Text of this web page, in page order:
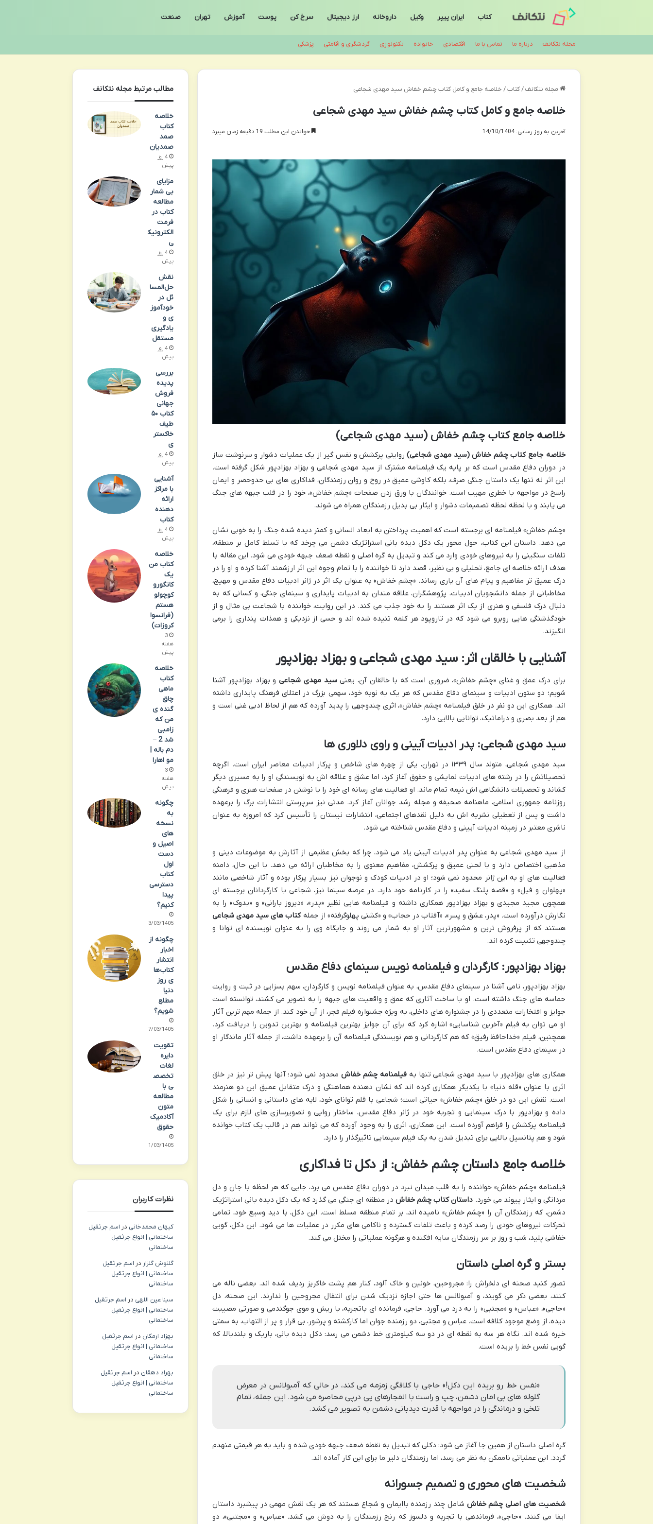
کتاب ایران پیپر وکیل داروخانه ارز دیجیتال سرخ کن پوست آموزش تهران صنعت
مجله نتکانف درباره ما تماس با ما اقتصادی خانواده تکنولوژی گردشگری و اقامتی پزشکی
مجله نتکانف / کتاب / خلاصه جامع و کامل کتاب چشم خفاش سید مهدی شجاعی
خلاصه جامع و کامل کتاب چشم خفاش سید مهدی شجاعی
آخرین به روز رسانی: 14/10/1404 خواندن این مطلب 19 دقیقه زمان میبرد
خلاصه جامع کتاب چشم خفاش (سید مهدی شجاعی)
خلاصه جامع کتاب چشم خفاش (سید مهدی شجاعی)روایتی پرکشش و نفس گیر از یک عملیات دشوار و سرنوشت ساز
در دوران دفاع مقدس است که بر پایه یک فیلمنامه مشترک از سید مهدی شجاعی و بهزاد بهزادپور شکل گرفته است.
این اثر نه تنها یک داستان جنگی صرف، بلکه کاوشی عمیق در روح و روان رزمندگان، فداکاری های بی حدوحصر و ایمان
راسخ در مواجهه با خطری مهیب است. خوانندگان با ورق زدن صفحات «چشم خفاش»، خود را در قلب جبهه های جنگ
می یابند و با لحظه لحظه تصمیمات دشوار و ایثار بی بدیل رزمندگان همراه می شوند.
«چشم خفاش» فیلمنامه ای برجسته است که اهمیت پرداختن به ابعاد انسانی و کمتر دیده شده جنگ را به خوبی نشان
می دهد. داستان این کتاب، حول محور یک دکل دیده بانی استراتژیک دشمن می چرخد که با تسلط کامل بر منطقه،
تلفات سنگینی را به نیروهای خودی وارد می کند و تبدیل به گره اصلی و نقطه ضعف جبهه خودی می شود. این مقاله با
هدف ارائه خلاصه ای جامع، تحلیلی و بی نظیر، قصد دارد تا خواننده را با تمام وجوه این اثر ارزشمند آشنا کرده و او را در
درک عمیق تر مفاهیم و پیام های آن یاری رساند. «چشم خفاش» به عنوان یک اثر در ژانر ادبیات دفاع مقدس و مهیج،
مخاطبانی از جمله دانشجویان ادبیات، پژوهشگران، علاقه مندان به ادبیات پایداری و سینمای جنگی، و کسانی که به
دنبال درک فلسفی و هنری از یک اثر هستند را به خود جذب می کند. در این روایت، خواننده با شجاعت بی مثال و از
خودگذشتگی هایی روبرو می شود که در تاروپود هر کلمه تنیده شده اند و حسی از نزدیکی و همذات پنداری را برمی
انگیزند.
آشنایی با خالقان اثر: سید مهدی شجاعی و بهزاد بهزادپور
برای درک عمق و غنای «چشم خفاش»، ضروری است که با خالقان آن، یعنیسید مهدی شجاعیو بهزاد بهزادپور آشنا
شویم؛ دو ستون ادبیات و سینمای دفاع مقدس که هر یک به نوبه خود، سهمی بزرگ در اعتلای فرهنگ پایداری داشته
اند. همکاری این دو نفر در خلق فیلمنامه «چشم خفاش»، اثری چندوجهی را پدید آورده که هم از لحاظ ادبی غنی است و
هم از بعد بصری و دراماتیک، توانایی بالایی دارد.
سید مهدی شجاعی: پدر ادبیات آیینی و راوی دلاوری ها
سید مهدی شجاعی، متولد سال ۱۳۳۹ در تهران، یکی از چهره های شاخص و پرکار ادبیات معاصر ایران است. اگرچه
تحصیلاتش را در رشته های ادبیات نمایشی و حقوق آغاز کرد، اما عشق و علاقه اش به نویسندگی او را به مسیری دیگر
کشاند و تحصیلات دانشگاهی اش نیمه تمام ماند. او فعالیت های رسانه ای خود را با نوشتن در صفحات هنری و فرهنگی
روزنامه جمهوری اسلامی، ماهنامه صحیفه و مجله رشد جوانان آغاز کرد. مدتی نیز سرپرستی انتشارات برگ را برعهده
داشت و پس از تعطیلی نشریه اش به دلیل نقدهای اجتماعی، انتشارات نیستان را تأسیس کرد که امروزه به عنوان
ناشری معتبر در زمینه ادبیات آیینی و دفاع مقدس شناخته می شود.
از سید مهدی شجاعی به عنوان پدر ادبیات آیینی یاد می شود، چرا که بخش عظیمی از آثارش به موضوعات دینی و
مذهبی اختصاص دارد و با لحنی عمیق و پرکشش، مفاهیم معنوی را به مخاطبان ارائه می دهد. با این حال، دامنه
فعالیت های او به این ژانر محدود نمی شود؛ او در ادبیات کودک و نوجوان نیز بسیار پرکار بوده و آثار شاخصی مانند
«پهلوان و فیل» و «قصه پلنگ سفید» را در کارنامه خود دارد. در عرصه سینما نیز، شجاعی با کارگردانان برجسته ای
همچون مجید مجیدی و بهزاد بهزادپور همکاری داشته و فیلمنامه هایی نظیر «پدر»، «دیروز بارانی» و «بدوک» را به
نگارش درآورده است. «پدر، عشق و پسر»، «آفتاب در حجاب» و «کشتی پهلوگرفته» از جملهکتاب های سید مهدی شجاعی
هستند که از پرفروش ترین و مشهورترین آثار او به شمار می روند و جایگاه وی را به عنوان نویسنده ای توانا و
چندوجهی تثبیت کرده اند.
بهزاد بهزادپور: کارگردان و فیلمنامه نویس سینمای دفاع مقدس
بهزاد بهزادپور، نامی آشنا در سینمای دفاع مقدس، به عنوان فیلمنامه نویس و کارگردان، سهم بسزایی در ثبت و روایت
حماسه های جنگ داشته است. او با ساخت آثاری که عمق و واقعیت های جبهه را به تصویر می کشند، توانسته است
جوایز و افتخارات متعددی را در جشنواره های داخلی، به ویژه جشنواره فیلم فجر، از آن خود کند. از جمله مهم ترین آثار
او می توان به فیلم «آخرین شناسایی» اشاره کرد که برای آن جوایز بهترین فیلمنامه و بهترین تدوین را دریافت کرد.
همچنین، فیلم «خداحافظ رفیق» که هم کارگردانی و هم نویسندگی فیلمنامه آن را برعهده داشت، از جمله آثار ماندگار او
در سینمای دفاع مقدس است.
همکاری های بهزادپور با سید مهدی شجاعی تنها بهفیلمنامه چشم خفاشمحدود نمی شود؛ آنها پیش تر نیز در خلق
اثری با عنوان «قله دنیا» با یکدیگر همکاری کرده اند که نشان دهنده هماهنگی و درک متقابل عمیق این دو هنرمند
است. نقش این دو در خلق «چشم خفاش» حیاتی است؛ شجاعی با قلم توانای خود، لایه های داستانی و انسانی را شکل
داده و بهزادپور با درک سینمایی و تجربه خود در ژانر دفاع مقدس، ساختار روایی و تصویرسازی های لازم برای یک
فیلمنامه پرکشش را فراهم آورده است. این همکاری، اثری را به وجود آورده که می تواند هم در قالب یک کتاب خوانده
شود و هم پتانسیل بالایی برای تبدیل شدن به یک فیلم سینمایی تاثیرگذار را دارد.
خلاصه جامع داستان چشم خفاش: از دکل تا فداکاری
فیلمنامه «چشم خفاش» خواننده را به قلب میدان نبرد در دوران دفاع مقدس می برد، جایی که هر لحظه با جان و دل
مردانگی و ایثار پیوند می خورد. داستان کتاب چشم خفاشدر منطقه ای جنگی می گذرد که یک دکل دیده بانی استراتژیک
دشمن، که رزمندگان آن را «چشم خفاش» نامیده اند، بر تمام منطقه مسلط است. این دکل، با دید وسیع خود، تمامی
تحرکات نیروهای خودی را رصد کرده و باعث تلفات گسترده و ناکامی های مکرر در عملیات ها می شود. این دکل، گویی
خفاشی پلید، شب و روز بر سر رزمندگان سایه افکنده و هرگونه عملیاتی را مختل می کند.
بستر و گره اصلی داستان
تصور کنید صحنه ای دلخراش را: مجروحین، خونین و خاک آلود، کنار هم پشت خاکریز ردیف شده اند. بعضی ناله می
کنند، بعضی ذکر می گویند، و آمبولانس ها حتی اجازه نزدیک شدن برای انتقال مجروحین را ندارند. این صحنه، دل
«حاجی»، «عباس» و «مجتبی» را به درد می آورد. حاجی، فرمانده ای باتجربه، با ریش و موی جوگندمی و صورتی مصیبت
دیده، از وضع موجود کلافه است. عباس و مجتبی، دو رزمنده جوان اما کارکشته و پرشور، بی قرار و پر از التهاب، به سمتی
خیره شده اند. نگاه هر سه به نقطه ای در دو سه کیلومتری خط دشمن می رسد: دکل دیده بانی، باریک و بلندبالا، که
گویی نفس خط را بریده است.
«نفس خط رو بریده این دکل!» حاجی با کلافگی زمزمه می کند، در حالی که آمبولانس در معرض
گلوله های بی امان دشمن، چپ و راست با انفجارهای پی درپی محاصره می شود. این جمله، تمام
تلخی و درماندگی را در مواجهه با قدرت دیدبانی دشمن به تصویر می کشد.
گره اصلی داستان از همین جا آغاز می شود: دکلی که تبدیل به نقطه ضعف جبهه خودی شده و باید به هر قیمتی منهدم
گردد. این عملیاتی ناممکن به نظر می رسد، اما رزمندگان دلیر ما برای این کار آماده اند.
شخصیت های محوری و تصمیم جسورانه
شخصیت های اصلی چشم خفاش شامل چند رزمنده باایمان و شجاع هستند که هر یک نقش مهمی در پیشبرد داستان
ایفا می کنند. «حاجی»، فرماندهی با تجربه و دلسوز که رنج رزمندگان را به دوش می کشد. «عباس» و «مجتبی»، دو
مطالب مرتبط مجله نتکانف
خلاصه
کتاب
صمد
صمدیان
4 روز
پیش
مزایای
بی شمار
مطالعه
کتاب در
فرمت
الکترونیک
ی
4 روز
پیش
نقش
حل‌المسا
ئل در
خودآموز
ی و
یادگیری
مستقل
4 روز
پیش
بررسی
پدیده
فروش
جهانی
کتاب ۵۰
طیف
خاکستر
ی
4 روز
پیش
آشنایی
با مراکز
ارائه
دهنده
کتاب
4 روز
پیش
خلاصه
کتاب من
یک
کانگورو
کوچولو
هستم
(فرانسوا
کروزات)
3
هفته
پیش
خلاصه
کتاب
ماهی
چاق
گنده ی
من که
زامبی
شد 2 –
دم باله |
مو اهارا
3
هفته
پیش
چگونه
به
نسخه
های
اصیل و
دست
اول
کتاب
دسترسی
پیدا
کنیم؟
13/03/1405
چگونه از
اخبار
انتشار
کتاب‌ها
ی روز
دنیا
مطلع
شویم؟
07/03/1405
تقویت
دایره
لغات
تخصص
ی با
مطالعه
متون
آکادمیک
حقوق
01/03/1405
نظرات کاربران
کیهان محمدخانی در اسم جرثقیل
ساختمانی | انواع جرثقیل
ساختمانی
گلنوش گلزار در اسم جرثقیل
ساختمانی | انواع جرثقیل
ساختمانی
سینا عین اللهی در اسم جرثقیل
ساختمانی | انواع جرثقیل
ساختمانی
بهزاد ارمکان در اسم جرثقیل
ساختمانی | انواع جرثقیل
ساختمانی
بهراد دهقان در اسم جرثقیل
ساختمانی | انواع جرثقیل
ساختمانی